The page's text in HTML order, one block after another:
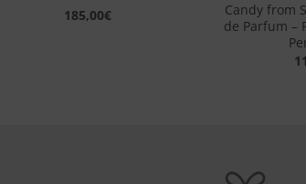
185,00€
Candy from
de Parfum –